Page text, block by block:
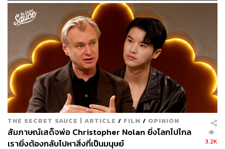
ตัดสลับมาที่ Cassandra Webb ในฉบับภาพยนตร์ จะมีความ
แตกต่างจากฉบับคอมิกอยู่พอสมควร โดยภายในตัวอย่างได้
เผยให้เราเห็นถึง Cassandra Webb ที่อายุน้อยกว่า มีร่างกาย
ที่แข็งแรง และทำอาชีพเป็นแพทย์ฉุกเฉิน โดยหลังจากประสบ
อุบัติเหตุเธอก็เริ่มรับรู้ถึงพลังมองเห็นอนาคตของตัวเอง จนนำ
มาสู่เหตุการณ์ที่เธอต้องช่วยเหลือ 3 สาวที่จะกลายเป็น
Spider-Woman และ Spider-Girl ในอนาคต
THE SECRET SAUCE | ARTICLE / FILM / OPINION
สัมภาษณ์เสด็จพ่อ Christopher Nolan ยิ่งโลกไปไกล
เรายิ่งต้องกลับไปหาสิ่งที่เป็นมนุษย์
3.2K